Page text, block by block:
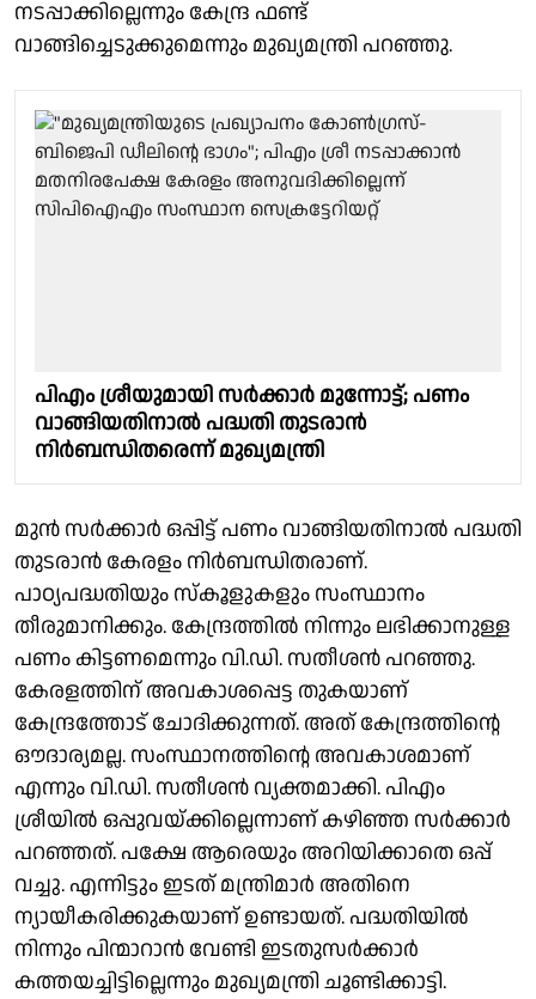
നടപ്പാക്കില്ലെന്നും കേന്ദ്ര ഫണ്ട്
വാങ്ങിച്ചെടുക്കുമെന്നും മുഖ്യമന്ത്രി പറഞ്ഞു.
പിഎം ശ്രീയുമായി സർക്കാർ മുന്നോട്ട്; പണം
വാങ്ങിയതിനാൽ പദ്ധതി തുടരാൻ
നിർബന്ധിതരെന്ന് മുഖ്യമന്ത്രി
മുൻ സർക്കാർ ഒപ്പിട്ട് പണം വാങ്ങിയതിനാൽ പദ്ധതി
തുടരാൻ കേരളം നിർബന്ധിതരാണ്.
പാഠ്യപദ്ധതിയും സ്കൂളുകളും സംസ്ഥാനം
തീരുമാനിക്കും. കേന്ദ്രത്തിൽ നിന്നും ലഭിക്കാനുള്ള
പണം കിട്ടണമെന്നും വി.ഡി. സതീശൻ പറഞ്ഞു.
കേരളത്തിന് അവകാശപ്പെട്ട തുകയാണ്
കേന്ദ്രത്തോട് ചോദിക്കുന്നത്. അത് കേന്ദ്രത്തിൻ്റെ
ഔദാര്യമല്ല. സംസ്ഥാനത്തിൻ്റെ അവകാശമാണ്
എന്നും വി.ഡി. സതീശൻ വ്യക്തമാക്കി. പിഎം
ശ്രീയിൽ ഒപ്പുവയ്ക്കില്ലെന്നാണ് കഴിഞ്ഞ സർക്കാർ
പറഞ്ഞത്. പക്ഷേ ആരെയും അറിയിക്കാതെ ഒപ്പ്
വച്ചു. എന്നിട്ടും ഇടത് മന്ത്രിമാർ അതിനെ
ന്യായീകരിക്കുകയാണ് ഉണ്ടായത്. പദ്ധതിയിൽ
നിന്നും പിന്മാറാൻ വേണ്ടി ഇടതുസർക്കാർ
കത്തയച്ചിട്ടില്ലെന്നും മുഖ്യമന്ത്രി ചൂണ്ടിക്കാട്ടി.